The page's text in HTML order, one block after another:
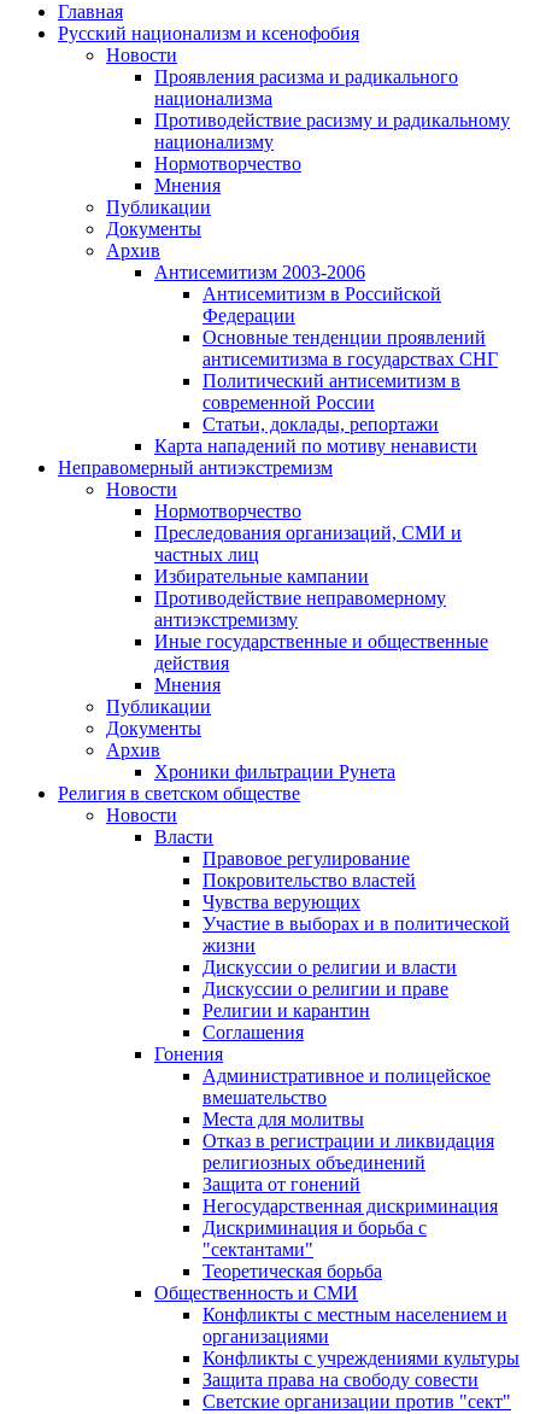
Главная
Русский национализм и ксенофобия
Новости
Проявления расизма и радикального
национализма
Противодействие расизму и радикальному
национализму
Нормотворчество
Мнения
Публикации
Документы
Архив
Антисемитизм 2003-2006
Антисемитизм в Российской
Федерации
Основные тенденции проявлений
антисемитизма в государствах СНГ
Политический антисемитизм в
современной России
Статьи, доклады, репортажи
Карта нападений по мотиву ненависти
Неправомерный антиэкстремизм
Новости
Нормотворчество
Преследования организаций, СМИ и
частных лиц
Избирательные кампании
Противодействие неправомерному
антиэкстремизму
Иные государственные и общественные
действия
Мнения
Публикации
Документы
Архив
Хроники фильтрации Рунета
Религия в светском обществе
Новости
Власти
Правовое регулирование
Покровительство властей
Чувства верующих
Участие в выборах и в политической
жизни
Дискуссии о религии и власти
Дискуссии о религии и праве
Религии и карантин
Соглашения
Гонения
Административное и полицейское
вмешательство
Места для молитвы
Отказ в регистрации и ликвидация
религиозных объединений
Защита от гонений
Негосударственная дискриминация
Дискриминация и борьба с
"сектантами"
Теоретическая борьба
Общественность и СМИ
Конфликты с местным населением и
организациями
Конфликты с учреждениями культуры
Защита права на свободу совести
Светские организации против "сект"